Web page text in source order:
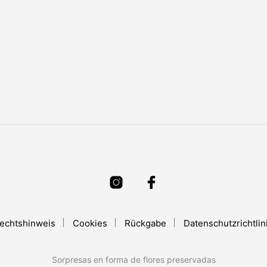
Cookies Rückgabe
Sorpresas en forma de flores preservadas